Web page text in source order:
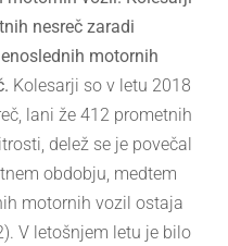
nesreč zaradi
motornih
Kolesarji so v letu 2018
lani že 412 prometnih
delež se je povečal
obdobju, medtem
motornih vozil ostaja
V letošnjem letu je bilo